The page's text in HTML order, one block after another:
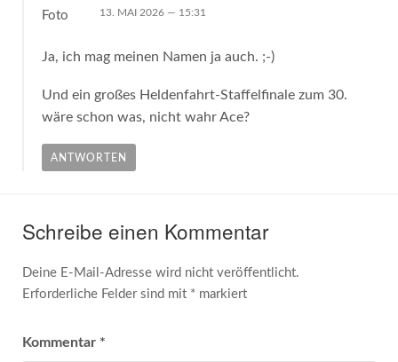
13. MAI 2026 — 15:31
Ja, ich mag meinen Namen ja auch. ;-)
Und ein großes Heldenfahrt-Staffelfinale zum 30.
wäre schon was, nicht wahr Ace?
ANTWORTEN
Schreibe einen Kommentar
Deine E-Mail-Adresse wird nicht veröffentlicht.
Erforderliche Felder sind mit *markiert
Kommentar *